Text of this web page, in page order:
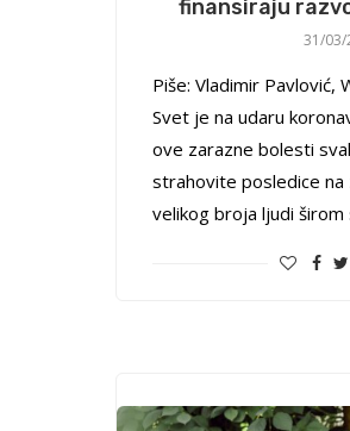
finansiraju
31/03/
Piše: Vladimir Pavlović,
Svet je na udaru
ove zarazne bolesti
strahovite posledice
velikog broja ljudi